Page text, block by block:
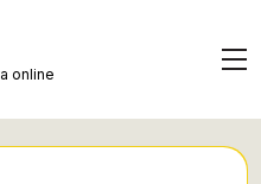
online